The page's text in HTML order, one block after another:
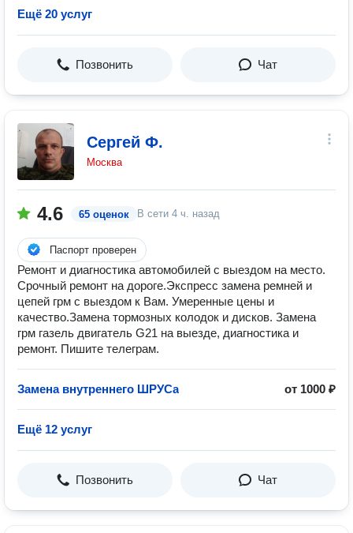
Ещё 20 услуг
Позвонить Чат
Сергей Ф.
Москва
4.6 65 оценок В сети 4 ч. назад
Паспорт проверен
Ремонт и диагностика автомобилей с выездом на место.
Срочный ремонт на дороге.Экспресс замена ремней и
цепей грм с выездом к Вам. Умеренные цены и
качество.Замена тормозных колодок и дисков. Замена
грм газель двигатель G21 на выезде, диагностика и
ремонт. Пишите телеграм.
Замена внутреннего ШРУСа от 1000 ₽
Ещё 12 услуг
Позвонить Чат